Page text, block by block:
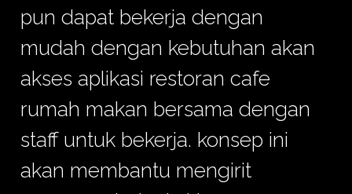
pun dapat bekerja dengan
mudah dengan kebutuhan akan
akses aplikasi restoran cafe
rumah makan bersama dengan
staff untuk bekerja. konsep ini
akan membantu mengirit